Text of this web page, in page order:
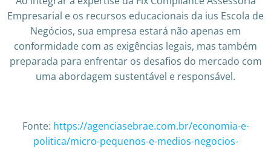
Empresarial e os recursos educacionais da ius Escola de
Negócios, sua empresa estará não apenas em
conformidade com as exigências legais, mas também
preparada para enfrentar os desafios do mercado com
uma abordagem sustentável e responsável.
Fonte: https://agenciasebrae.com.br/economia-e-
politica/micro-pequenos-e-medios-negocios-